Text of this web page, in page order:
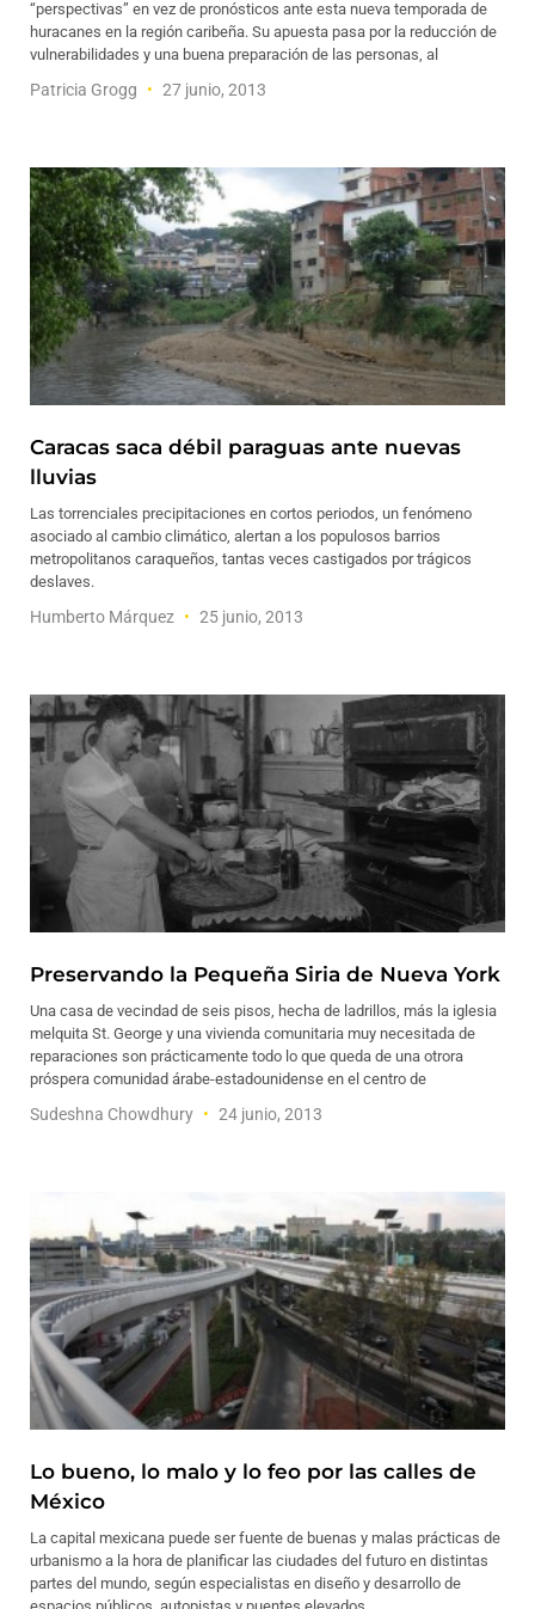
“perspectivas” en vez de pronósticos ante esta nueva temporada de
huracanes en la región caribeña. Su apuesta pasa por la reducción de
vulnerabilidades y una buena preparación de las personas, al
Patricia Grogg 27 junio, 2013
Caracas saca débil paraguas ante nuevas
lluvias
Las torrenciales precipitaciones en cortos periodos, un fenómeno
asociado al cambio climático, alertan a los populosos barrios
metropolitanos caraqueños, tantas veces castigados por trágicos
deslaves.
Humberto Márquez 25 junio, 2013
Preservando la Pequeña Siria de Nueva York
Una casa de vecindad de seis pisos, hecha de ladrillos, más la iglesia
melquita St. George y una vivienda comunitaria muy necesitada de
reparaciones son prácticamente todo lo que queda de una otrora
próspera comunidad árabe-estadounidense en el centro de
Sudeshna Chowdhury 24 junio, 2013
Lo bueno, lo malo y lo feo por las calles de
México
La capital mexicana puede ser fuente de buenas y malas prácticas de
urbanismo a la hora de planificar las ciudades del futuro en distintas
partes del mundo, según especialistas en diseño y desarrollo de